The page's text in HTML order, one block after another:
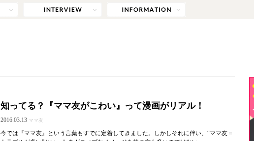
知ってる？『ママ友がこわい』って漫画がリアル！
2016.03.13 ママ友
今では『ママ友』という言葉もすでに定着してきました。しかしそれに伴い、“ママ友＝